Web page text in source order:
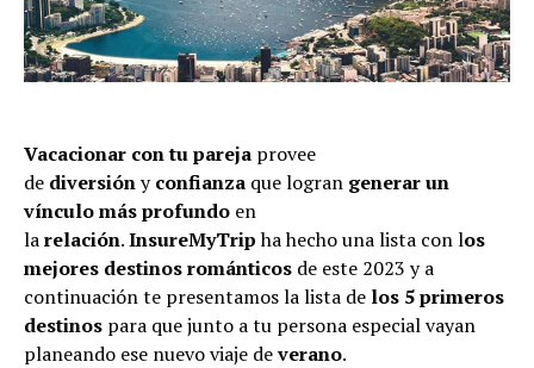
Vacacionar con tu pareja provee
de diversiónyconfianza que logran generar un
vínculo más profundo en
larelación.InsureMyTripha hecho una lista con los
mejores destinos románticos de este 2023 y a
continuación te presentamos la lista de los 5 primeros
destinos para que junto a tu persona especial vayan
planeando ese nuevo viaje deverano.